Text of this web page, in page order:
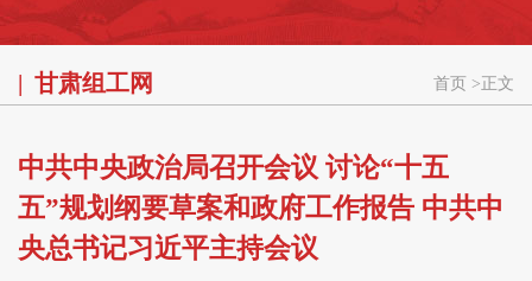
甘肃组工网 首页 > 正文
中共中央政治局召开会议 讨论“十五
五”规划纲要草案和政府工作报告 中共中
央总书记习近平主持会议